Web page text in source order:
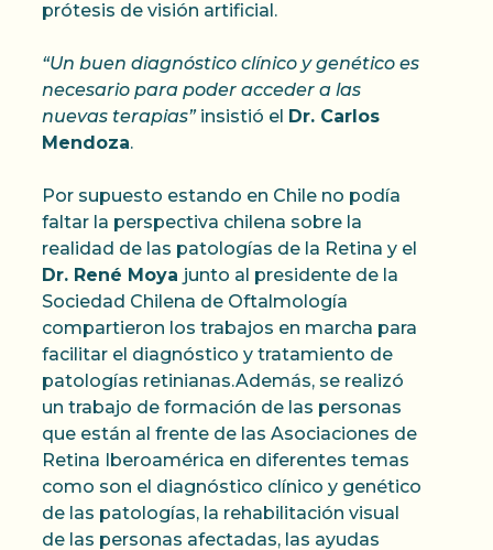
prótesis de visión artificial.
“Un buen diagnóstico clínico y genético es
necesario para poder acceder a las
nuevas terapias” insistió el Dr. Carlos
Mendoza.
Por supuesto estando en Chile no podía
faltar la perspectiva chilena sobre la
realidad de las patologías de la Retina y el
Dr. René Moya junto al presidente de la
Sociedad Chilena de Oftalmología
compartieron los trabajos en marcha para
facilitar el diagnóstico y tratamiento de
patologías retinianas.Además, se realizó
un trabajo de formación de las personas
que están al frente de las Asociaciones de
Retina Iberoamérica en diferentes temas
como son el diagnóstico clínico y genético
de las patologías, la rehabilitación visual
de las personas afectadas, las ayudas